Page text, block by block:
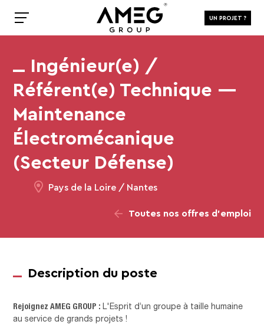
UN PROJET ?
Ingénieur(e) /
Référent(e) Technique —
Maintenance
Électromécanique
(Secteur Défense)
Pays de la Loire / Nantes
Toutes nos offres d’emploi
Description du poste
Rejoignez AMEG GROUP :L'Esprit d’un groupe à taille humaine
au service de grands projets !